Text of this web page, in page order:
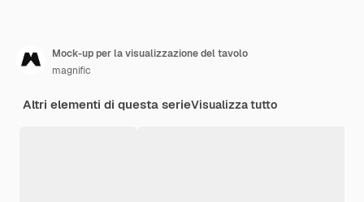
Mock-up per la visualizzazione del tavolo
magnific
Altri elementi di questa serieVisualizza tutto